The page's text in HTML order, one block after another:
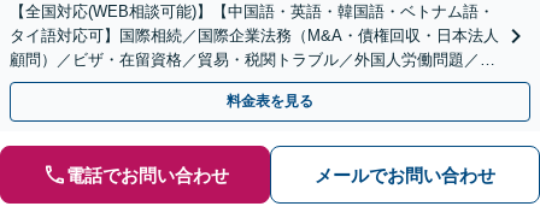
【全国対応(WEB相談可能)】【中国語・英語・韓国語・ベトナム語・
タイ語対応可】国際相続／国際企業法務（M&A・債権回収・日本法人
顧問）／ビザ・在留資格／貿易・税関トラブル／外国人労働問題／外
国人刑事事件など、幅広いご相談に対応可能
料金表を見る
電話でお問い合わせ メールでお問い合わせ